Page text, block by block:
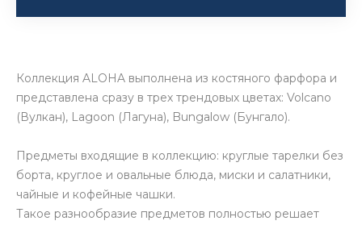
Коллекция ALOHA выполнена из костяного фарфора и
представлена сразу в трех трендовых цветах: Volcano
(Вулкан), Lagoon (Лагуна), Bungalow (Бунгало).
Предметы входящие в коллекцию: круглые тарелки без
борта, круглое и овальные блюда, миски и салатники,
чайные и кофейные чашки.
Такое разнообразие предметов полностью решает